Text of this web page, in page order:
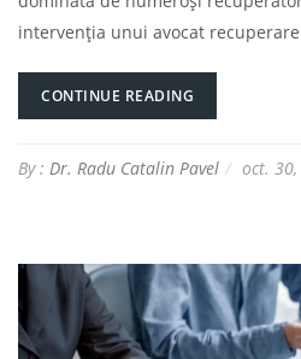
intervenția unui avocat
CONTINUE READING
By : Dr. Radu Catalin Pavel oct.